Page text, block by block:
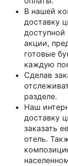
В нашей
доставку
акции,
готовые
каждую
Сделав
разделе.
Наш
доставку
заказать
отель.